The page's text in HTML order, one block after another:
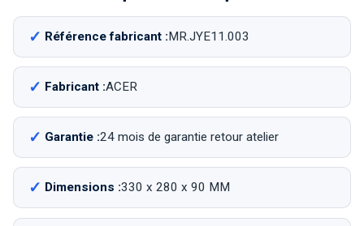
Référence fabricant :MR.JYE11.003
Fabricant :ACER
Garantie :24 mois de garantie retour atelier
Dimensions :330 x 280 x 90 MM